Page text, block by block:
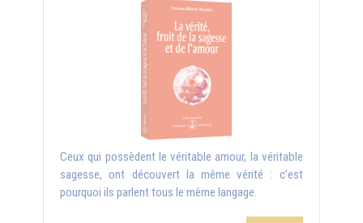
Ceux qui possèdent le véritable amour, la véritable
sagesse, ont découvert la même vérité : c’est
pourquoi ils parlent tous le même langage.